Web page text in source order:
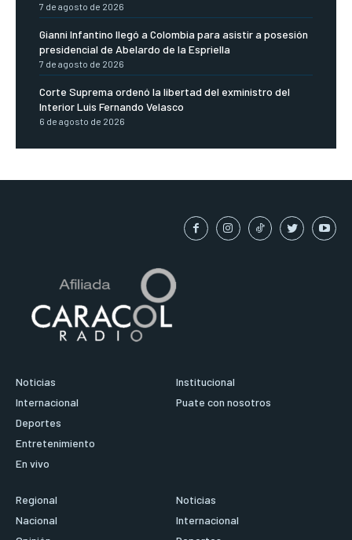
7 de agosto de 2026
Gianni Infantino llegó a Colombia para asistir a posesión
presidencial de Abelardo de la Espriella
7 de agosto de 2026
Corte Suprema ordenó la libertad del exministro del
Interior Luis Fernando Velasco
6 de agosto de 2026
Noticias
Internacional
Deportes
Entretenimiento
En vivo
Institucional
Puate con nosotros
Regional
Nacional
Noticias
Internacional